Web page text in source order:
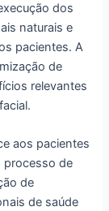
dos
naturais e
pacientes. A
de
relevantes
aos pacientes
processo de
de
de saúde